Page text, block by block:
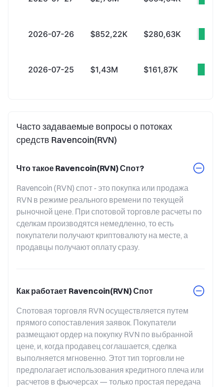
2026-07-26 $852,22K $280,63K
2026-07-25 $1,43M $161,87K
Часто задаваемые вопросы о потоках
средств Ravencoin(RVN)
Что такое Ravencoin(RVN) Спот?
Ravencoin (RVN) спот - это покупка или продажа
RVN в режиме реального времени по текущей
рыночной цене. При спотовой торговле расчеты по
сделкам производятся немедленно, то есть
покупатели получают криптовалюту на месте, а
продавцы получают оплату сразу.
Как работает Ravencoin(RVN) Спот
Спотовая торговля RVN осуществляется путем
прямого сопоставления заявок. Покупатели
размещают ордер на покупку RVN по выбранной
цене, и, когда продавец соглашается, сделка
выполняется мгновенно. Этот тип торговли не
предполагает использования кредитного плеча или
расчетов в фьючерсах — только простая передача